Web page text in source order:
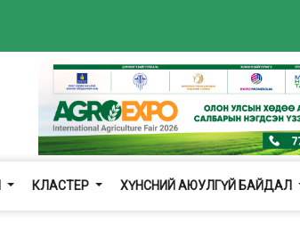
КЛАСТЕР ХҮНСНИЙ АЮУЛГҮЙ БАЙДАЛ